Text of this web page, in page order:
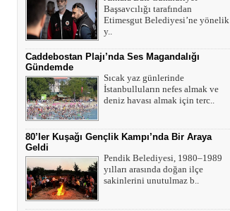
Başsavcılığı tarafından
Etimesgut Belediyesi’ne yönelik
y..
Caddebostan Plajı’nda Ses Magandalığı
Gündemde
Sıcak yaz günlerinde
İstanbulluların nefes almak ve
deniz havası almak için terc..
80’ler Kuşağı Gençlik Kampı’nda Bir Araya
Geldi
Pendik Belediyesi, 1980–1989
yılları arasında doğan ilçe
sakinlerini unutulmaz b..